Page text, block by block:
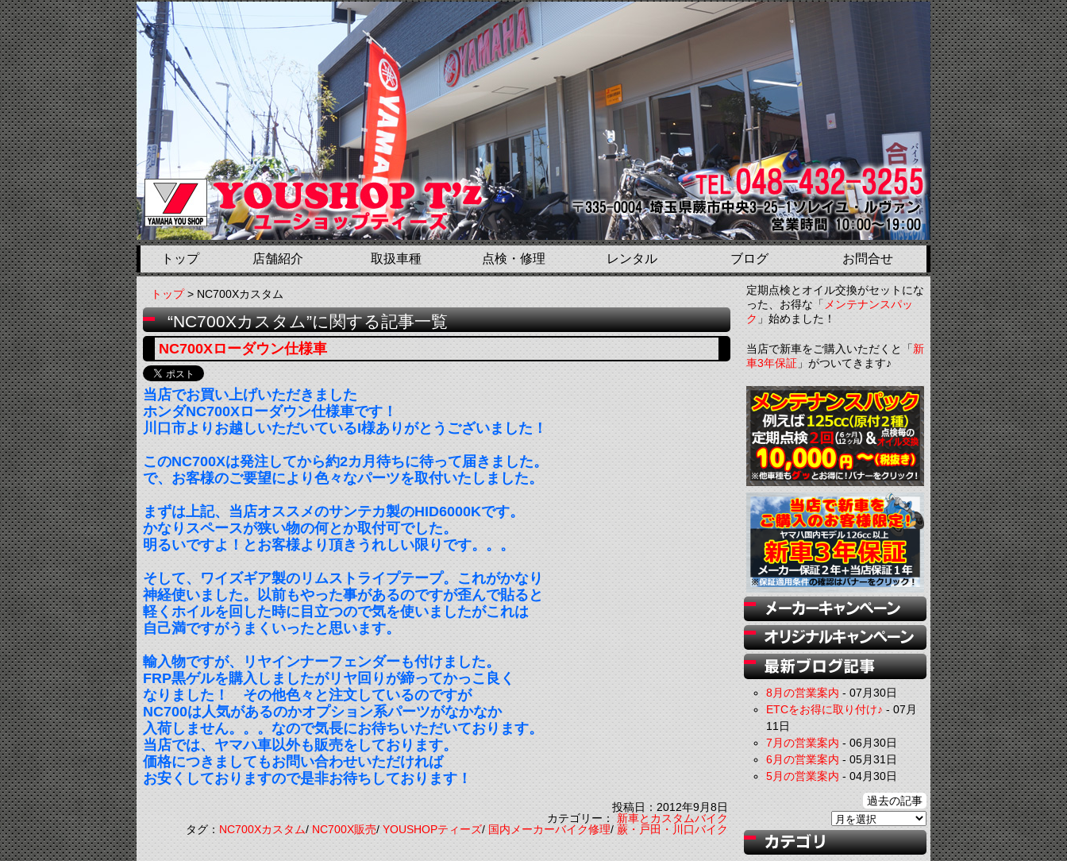
トップ 店舗紹介 取扱車種 点検・修理 レンタル ブログ お問合せ
トップ> NC700Xカスタム
“NC700Xカスタム”に関する記事一覧
NC700Xローダウン仕様車
当店でお買い上げいただきました
ホンダNC700Xローダウン仕様車です！
川口市よりお越しいただいているI様ありがとうございました！
このNC700Xは発注してから約2カ月待ちに待って届きました。
で、お客様のご要望により色々なパーツを取付いたしました。
まずは上記、当店オススメのサンテカ製のHID6000Kです。
かなりスペースが狭い物の何とか取付可でした。
明るいですよ！とお客様より頂きうれしい限りです。。。
そして、ワイズギア製のリムストライプテープ。これがかなり
神経使いました。以前もやった事があるのですが歪んで貼ると
軽くホイルを回した時に目立つので気を使いましたがこれは
自己満ですがうまくいったと思います。
輸入物ですが、リヤインナーフェンダーも付けました。
FRP黒ゲルを購入しましたがリヤ回りが締ってかっこ良く
なりました！ その他色々と注文しているのですが
NC700は人気があるのかオプション系パーツがなかなか
入荷しません。。。なので気長にお待ちいただいております。
当店では、ヤマハ車以外も販売をしております。
価格につきましてもお問い合わせいただければ
お安くしておりますので是非お待ちしております！
投稿日：2012年9月8日
カテゴリー：新車とカスタムバイク
タグ：NC700Xカスタム/NC700X販売/YOUSHOPティーズ/国内メーカーバイク修理/蕨・戸田・川口バイク
定期点検とオイル交換がセットにな
った、お得な「 メンテナンスパッ
ク」始めました！
当店で新車をご購入いただくと「新
車3年保証」がついてきます♪
8月の営業案内-07月30日
ETCをお得に取り付け♪-07月
11日
7月の営業案内-06月30日
6月の営業案内-05月31日
5月の営業案内-04月30日
過去の記事